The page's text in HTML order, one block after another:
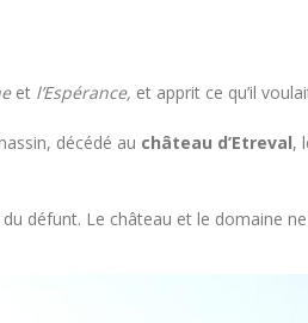
et l’Espérance, et apprit ce qu’il
décédé au château d’Etreval,
défunt. Le château et le domaine